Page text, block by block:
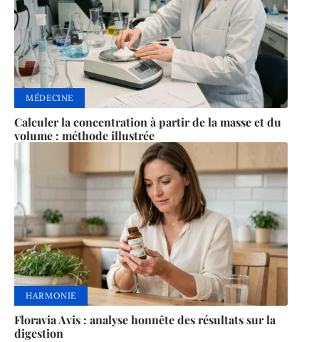
MÉDECINE
Calculer la concentration à partir de la masse et du
volume : méthode illustrée
HARMONIE
Floravia Avis : analyse honnête des résultats sur la
digestion